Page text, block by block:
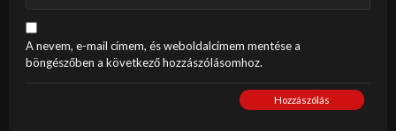
A nevem, e-mail címem, és weboldalcímem mentése a
böngészőben a következő hozzászólásomhoz.
Hozzászólás